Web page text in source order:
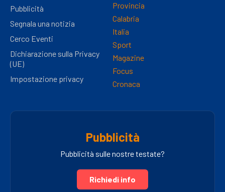
Pubblicità
Segnala una notizia
Cerco Eventi
Dichiarazione sulla Privacy
(UE)
Impostazione privacy
Provincia
Calabria
Italia
Sport
Magazine
Focus
Cronaca
Pubblicità
Pubblicità sulle nostre testate?
Richiedi info